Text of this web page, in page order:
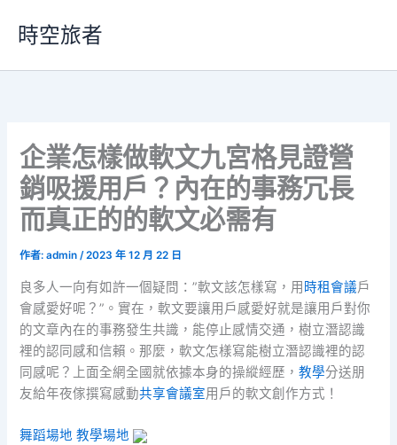
要
時空旅者
企業怎樣做軟文九宮格見證營
銷吸援用戶？內在的事務冗長
而真正的的軟文必需有
作者:admin/2023 年 12 月 22 日
良多人一向有如許一個疑問：”軟文該怎樣寫，用 時租會議戶
會感愛好呢？”。實在，軟文要讓用戶感愛好就是讓用戶對你
的文章內在的事務發生共識，能停止感情交通，樹立潛認識
裡的認同感和信賴。那麼，軟文怎樣寫能樹立潛認識裡的認
同感呢？上面全網全國就依據本身的操縱經歷，教學分送朋
友給年夜傢撰寫感動共享會議室用戶的軟文創作方式！
舞蹈場地 教學場地